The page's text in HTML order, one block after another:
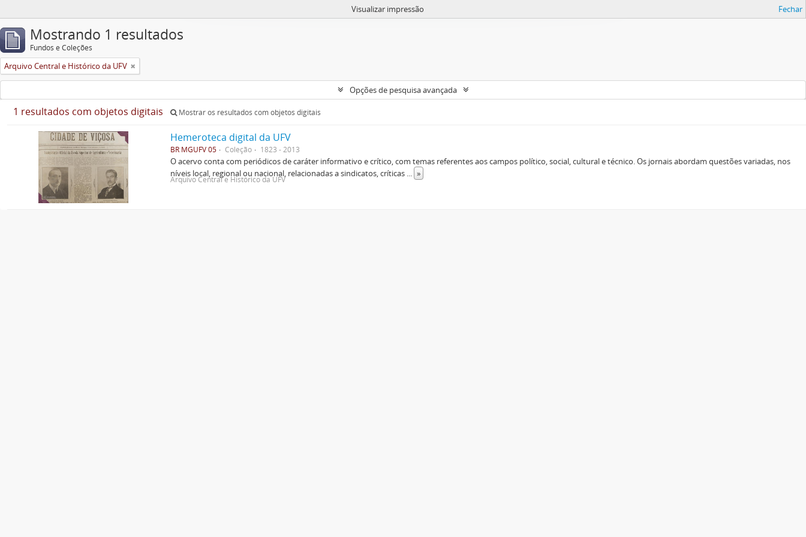
Visualizar impressão Fechar
Mostrando 1 resultados
Fundos e Coleções
Arquivo Central e Histórico da UFV
Opções de pesquisa avançada
1 resultados com objetos digitais Mostrar os resultados com objetos digitais
Hemeroteca digital da UFV
BR MGUFV 05 Coleção 1823 - 2013
O acervo conta com periódicos de caráter informativo e crítico, com temas referentes aos campos político, social, cultural e técnico. Os jornais abordam questões variadas, nos
níveis local, regional ou nacional, relacionadas a sindicatos, críticas ... »
Arquivo Central e Histórico da UFV